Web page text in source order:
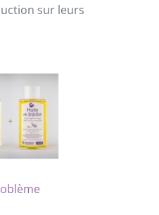
sur leurs